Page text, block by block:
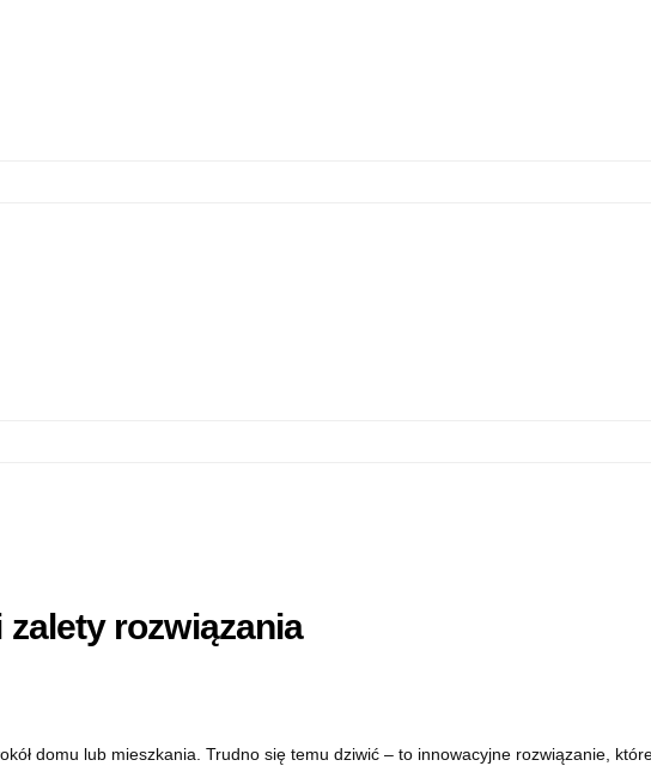
rozwiązania
domu lub mieszkania. Trudno się temu dziwić – to innowacyjne rozwiązanie,